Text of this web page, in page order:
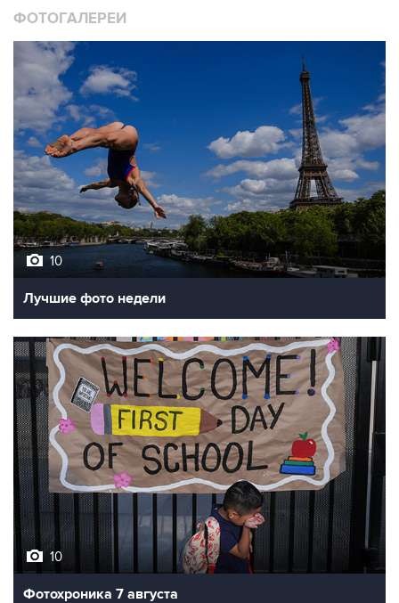
10
Лучшие фото недели
10
Фотохроника 7 августа